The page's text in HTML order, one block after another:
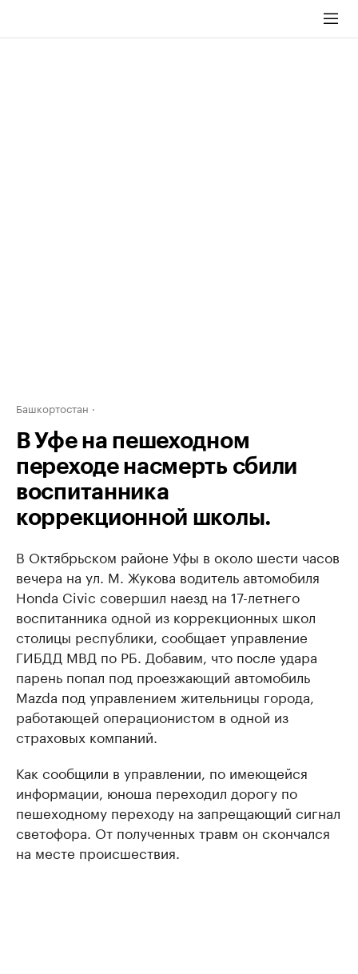
Башкортостан
В Уфе на пешеходном
переходе насмерть сбили
воспитанника
коррекционной школы.
В Октябрьском районе Уфы в около шести часов
вечера на ул. М. Жукова водитель автомобиля
Honda Civic совершил наезд на 17-летнего
воспитанника одной из коррекционных школ
столицы республики, сообщает управление
ГИБДД МВД по РБ. Добавим, что после удара
парень попал под проезжающий автомобиль
Mazda под управлением жительницы города,
работающей операционистом в одной из
страховых компаний.
Как сообщили в управлении, по имеющейся
информации, юноша переходил дорогу по
пешеходному переходу на запрещающий сигнал
светофора. От полученных травм он скончался
на месте происшествия.